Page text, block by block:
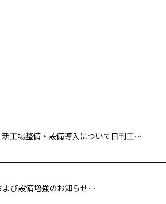
新工場整備・設備導入について日刊工…
よび設備増強のお知らせ…